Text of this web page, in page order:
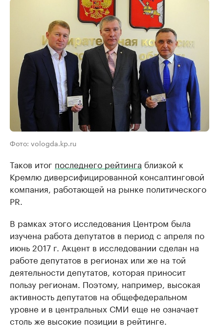
Фото: vologda.kp.ru
Таков итог последнего рейтинга близкой к
Кремлю диверсифицированной консалтинговой
компания, работающей на рынке политического
PR.
В рамках этого исследования Центром была
изучена работа депутатов в период с апреля по
июнь 2017 г. Акцент в исследовании сделан на
работе депутатов в регионах или же на той
деятельности депутатов, которая приносит
пользу регионам. Поэтому, например, высокая
активность депутатов на общефедеральном
уровне и в центральных СМИ еще не означает
столь же высокие позиции в рейтинге.